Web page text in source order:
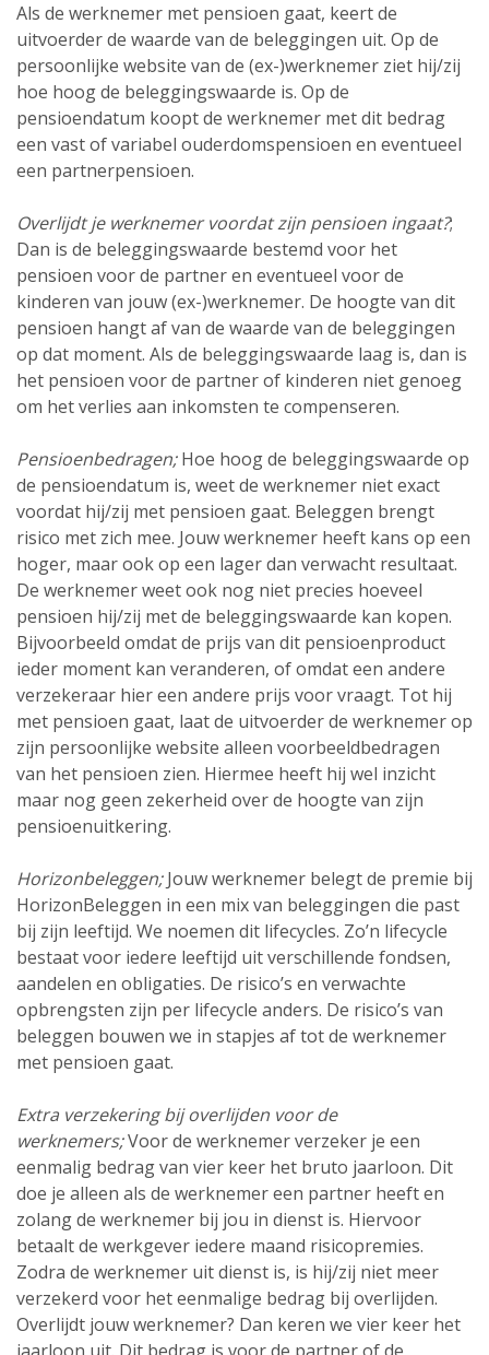
Als de werknemer met pensioen gaat, keert de
uitvoerder de waarde van de beleggingen uit. Op de
persoonlijke website van de (ex-)werknemer ziet hij/zij
hoe hoog de beleggings­waarde is. Op de
pensioendatum koopt de werknemer met dit bedrag
een vast of variabel ouderdoms­pensioen en eventueel
een partner­pensioen.
Overlijdt je werknemer voordat zijn pensioen ingaat?;
Dan is de beleggings­waarde bestemd voor het
pensioen voor de partner en eventueel voor de
kinderen van jouw (ex-)werknemer. De hoogte van dit
pensioen hangt af van de waarde van de beleggingen
op dat moment. Als de beleggings­waarde laag is, dan is
het pensioen voor de partner of kinderen niet genoeg
om het verlies aan inkomsten te compenseren.
Pensioen­bedragen;Hoe hoog de beleggings­waarde op
de pensioendatum is, weet de werknemer niet exact
voordat hij/zij met pensioen gaat. Beleggen brengt
risico met zich mee. Jouw werknemer heeft kans op een
hoger, maar ook op een lager dan verwacht resultaat.
De werknemer weet ook nog niet precies hoeveel
pensioen hij/zij met de beleggingswaarde kan kopen.
Bijvoorbeeld omdat de prijs van dit pensioenproduct
ieder moment kan veranderen, of omdat een andere
verzekeraar hier een andere prijs voor vraagt. Tot hij
met pensioen gaat, laat de uitvoerder de werknemer op
zijn persoonlijke website alleen voorbeeld­bedragen
van het pensioen zien. Hiermee heeft hij wel inzicht
maar nog geen zekerheid over de hoogte van zijn
pensioen­uitkering.
Horizonbeleggen;Jouw werknemer belegt de premie bij
HorizonBeleggen in een mix van beleggingen die past
bij zijn leeftijd. We noemen dit lifecycles. Zo’n lifecycle
bestaat voor iedere leeftijd uit verschillende fondsen,
aandelen en obligaties. De risico’s en verwachte
opbrengsten zijn per lifecycle anders. De risico’s van
beleggen bouwen we in stapjes af tot de werknemer
met pensioen gaat.
Extra verzekering bij overlijden voor de
werknemers;Voor de werknemer verzeker je een
eenmalig bedrag van vier keer het bruto jaarloon. Dit
doe je alleen als de werknemer een partner heeft en
zolang de werknemer bij jou in dienst is. Hiervoor
betaalt de werkgever iedere maand risicopremies.
Zodra de werknemer uit dienst is, is hij/zij niet meer
verzekerd voor het eenmalige bedrag bij overlijden.
Overlijdt jouw werknemer? Dan keren we vier keer het